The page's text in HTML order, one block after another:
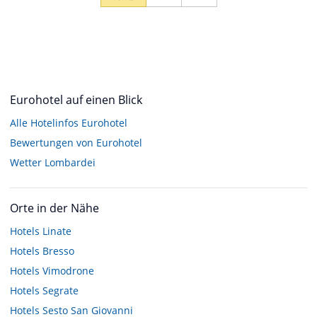
Eurohotel auf einen Blick
Alle Hotelinfos Eurohotel
Bewertungen von Eurohotel
Wetter Lombardei
Orte in der Nähe
Hotels Linate
Hotels Bresso
Hotels Vimodrone
Hotels Segrate
Hotels Sesto San Giovanni